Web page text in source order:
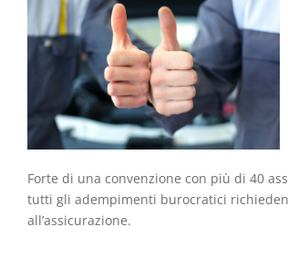
Forte di una convenzione con più di 40
tutti gli adempimenti burocratici
all’assicurazione.